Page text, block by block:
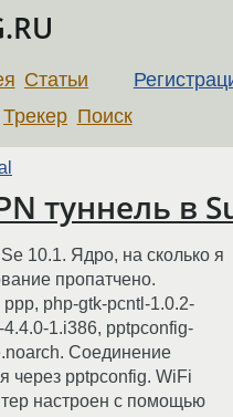
Статьи
Трекер Поиск
туннель в
10.1. Ядро, на сколько я
пропатчено.
php-gtk-pcntl-1.0.2-
1.i386, pptpconfig-
Соединение
через pptpconfig. WiFi
настроен с помощью